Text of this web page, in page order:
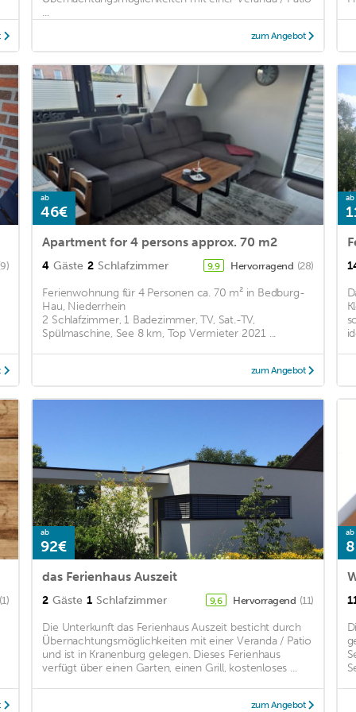
...
zum Angebot
ab
46€
Apartment for 4 persons approx. 70 m2
4 Gäste 2 Schlafzimmer 9,9 Hervorragend (28)
Ferienwohnung für 4 Personen ca. 70 m² in Bedburg-
Hau, Niederrhein
2 Schlafzimmer, 1 Badezimmer, TV, Sat.-TV,
Spülmaschine, See 8 km, Top Vermieter 2021 ...
zum Angebot
ab
ab
92€
das Ferienhaus Auszeit
2 Gäste 1 Schlafzimmer 9,6 Hervorragend (11)
Die Unterkunft das Ferienhaus Auszeit besticht durch
Übernachtungsmöglichkeiten mit einer Veranda / Patio
und ist in Kranenburg gelegen. Dieses Ferienhaus
verfügt über einen Garten, einen Grill, kostenloses ...
zum Angebot
ab